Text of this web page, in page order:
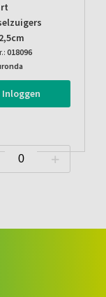
018096
Inloggen